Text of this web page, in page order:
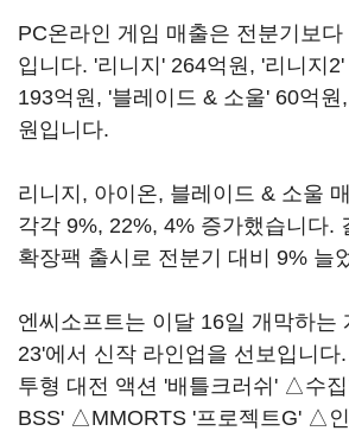
PC온라인 게임 매출은 전분기보다
입니다. '리니지' 264억원, '리니지
193억원, '블레이드 & 소울' 60억원
원입니다.
리니지, 아이온, 블레이드 & 소울
각각 9%, 22%, 4% 증가했습니다.
확장팩 출시로 전분기 대비 9% 늘
엔씨소프트는 이달 16일 개막하는
23'에서 신작 라인업을 선보입니
투형 대전 액션 '배틀크러쉬' △수
BSS' △MMORTS '프로젝트G' △